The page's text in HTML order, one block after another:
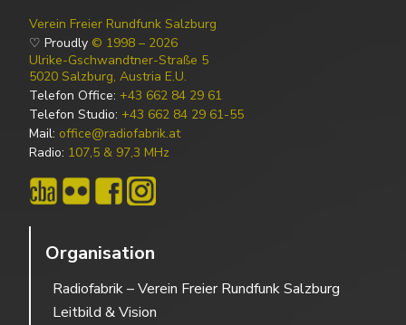
Verein Freier Rundfunk Salzburg
♡ Proudly © 1998 – 2026
Ulrike-Gschwandtner-Straße 5
5020 Salzburg, Austria E.U.
Telefon Office: +43 662 84 29 61
Telefon Studio: +43 662 84 29 61-55
Mail: office@radiofabrik.at
Radio: 107,5 & 97,3 MHz
Organisation
Radiofabrik – Verein Freier Rundfunk Salzburg
Leitbild & Vision